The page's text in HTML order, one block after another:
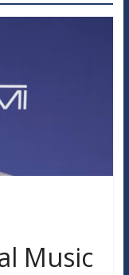
Music